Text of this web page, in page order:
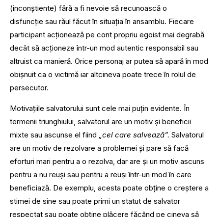
(inconștiente) fără a fi nevoie să recunoască o
disfuncție sau răul făcut în situația în ansamblu. Fiecare
participant acționează pe cont propriu egoist mai degrabă
decât să acționeze într-un mod autentic responsabil sau
altruist ca manieră. Orice personaj ar putea să apară în mod
obișnuit ca o victimă iar altcineva poate trece în rolul de
persecutor.
Motivațiile salvatorului sunt cele mai puțin evidente. În
termenii triunghiului, salvatorul are un motiv și beneficii
mixte sau ascunse el fiind
„cel care salvează”. Salvatorul
are un motiv de rezolvare a problemei și pare să facă
eforturi mari pentru a o rezolva, dar are și un motiv ascuns
pentru a nu reuși sau pentru a reuși într-un mod în care
beneficiază. De exemplu, acesta poate obține o creștere a
stimei de sine sau poate primi un statut de salvator
respectat sau poate obține plăcere făcând pe cineva să